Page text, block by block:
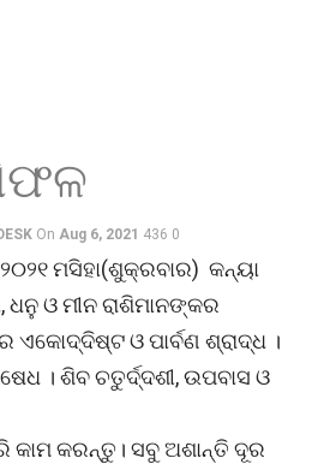
On Aug 6, 2021 436 0
ମସିହା(ଶୁକ୍ରବାର) କନ୍ୟା
ଧନୁ ଓ ମୀନ ରାଶିମାନଙ୍କର
ଏକୋଦ୍ଦିଷ୍ଟ ଓ ପାର୍ବଣ ଶ୍ରାଦ୍ଧ ।
। ଶିବ ଚତୁର୍ଦ୍ଦଶୀ, ଉପବାସ ଓ
କାମ କରନ୍ତୁ। ସବୁ ଅଶାନ୍ତି ଦୂର